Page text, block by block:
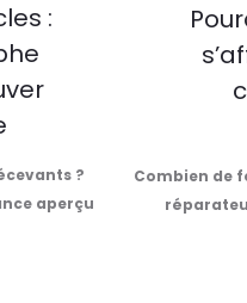
:
?
aperçu
Combien de
que